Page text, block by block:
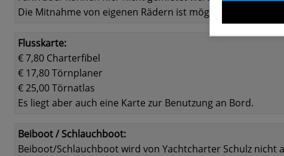
Die Mitnahme von eigenen Rädern ist möglich. Bitte an
Flusskarte:
€ 7,80 Charterfibel
€ 17,80 Törnplaner
€ 25,00 Törnatlas
Es liegt aber auch eine Karte zur Benutzung an Bord.
Beiboot / Schlauchboot:
Beiboot/Schlauchboot wird von Yachtcharter Schulz nicht